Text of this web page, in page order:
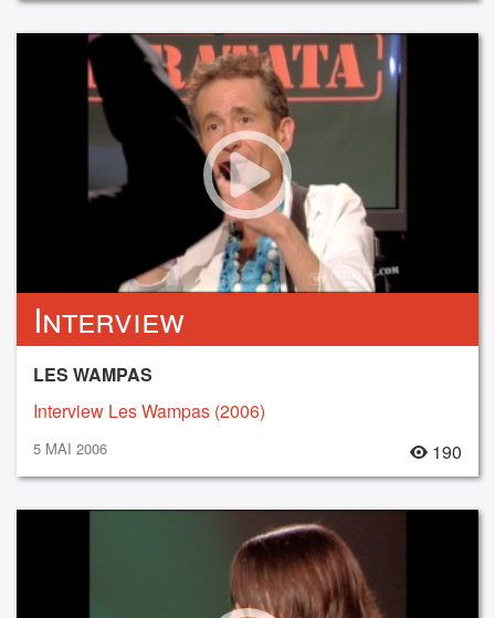
Interview
LES WAMPAS
Interview Les Wampas (2006)
5 MAI 2006 190